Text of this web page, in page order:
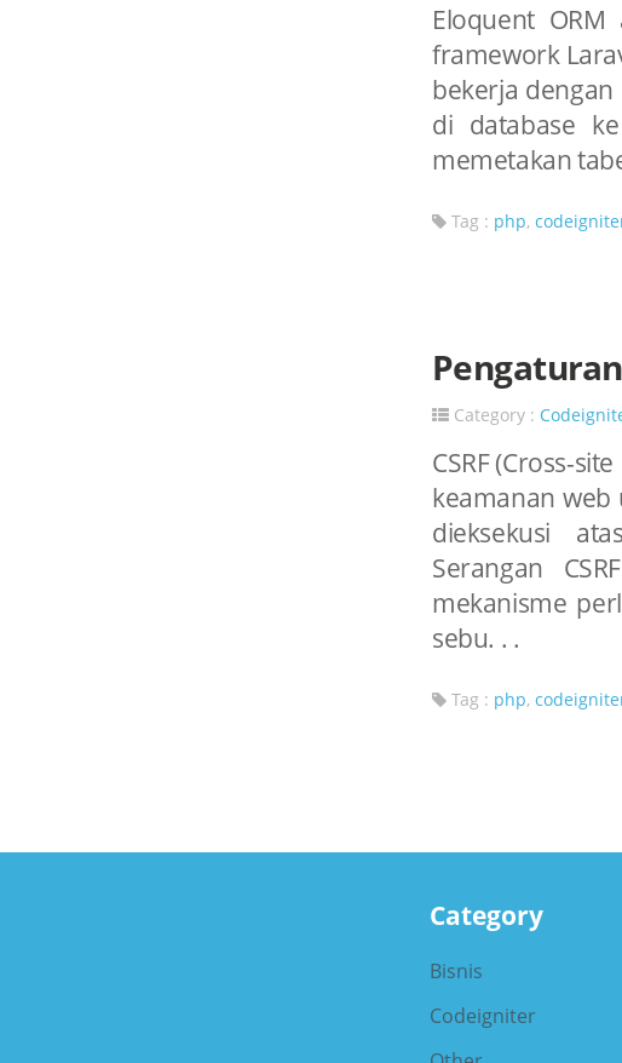
Eloquent
framework
bekerja
di database
memetakan
Tag : php,
Category :
CSRF (Cross-
keamanan
dieksekusi
Serangan
mekanisme
sebu. . .
Tag : php,
Category
Bisnis
Codeigniter